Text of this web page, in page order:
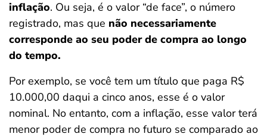
inflação. Ou seja, é o valor “de face”, o número
registrado, mas que não necessariamente
corresponde ao seu poder de compra ao longo
do tempo.
Por exemplo, se você tem um título que paga R$
10.000,00 daqui a cinco anos, esse é o valor
nominal. No entanto, com a inflação, esse valor terá
menor poder de compra no futuro se comparado ao